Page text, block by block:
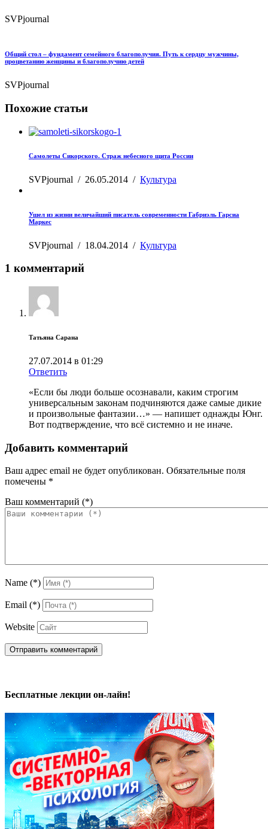
SVPjournal
Общий стол – фундамент семейного благополучия. Путь к сердцу мужчины,
процветанию женщины и благополучию детей
SVPjournal
Похожие статьи
Самолеты Сикорского. Страж небесного щита России
SVPjournal / 26.05.2014 / Культура
Ушел из жизни величайший писатель современности Габриэль Гарсиа
Маркес
SVPjournal / 18.04.2014 / Культура
1 комментарий
Татьяна Сарана
27.07.2014 в 01:29
Ответить
«Если бы люди больше осознавали, каким строгим
универсальным законам подчиняются даже самые дикие
и произвольные фантазии…» — напишет однажды Юнг.
Вот подтверждение, что всё системно и не иначе.
Добавить комментарий
Ваш адрес email не будет опубликован. Обязательные поля
помечены *
Ваш комментарий (*)
Name (*)
Email (*)
Website
Бесплатные лекции он-лайн!